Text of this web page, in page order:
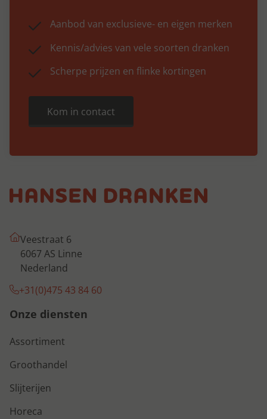
Aanbod van exclusieve- en eigen merken
Kennis/advies van vele soorten dranken
Scherpe prijzen en flinke kortingen
Kom in contact
Veestraat 6
6067 AS Linne
Nederland
+31(0)475 43 84 60
Onze diensten
Assortiment
Groothandel
Slijterijen
Horeca